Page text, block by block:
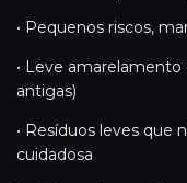
• Pequenos riscos,
• Leve
antigas)
• Resíduos leves que
cuidadosa